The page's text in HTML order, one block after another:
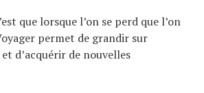
que lorsque l’on se perd que l’on
permet de grandir sur
d’acquérir de nouvelles